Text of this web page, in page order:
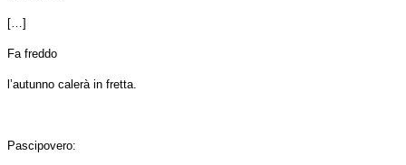
[…]
Fa freddo
l’autunno calerà in fretta.
Pascipovero: